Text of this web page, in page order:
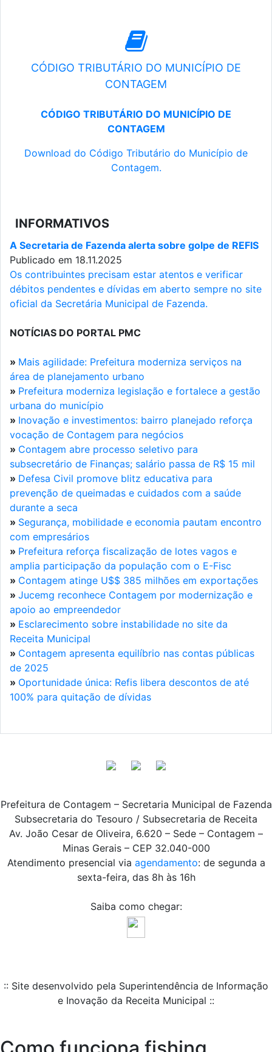
CÓDIGO TRIBUTÁRIO DO MUNICÍPIO DE
CONTAGEM
CÓDIGO TRIBUTÁRIO DO MUNICÍPIO DE
CONTAGEM
Download do Código Tributário do Município de
Contagem.
INFORMATIVOS
A Secretaria de Fazenda alerta sobre golpe de REFIS
Publicado em 18.11.2025
Os contribuintes precisam estar atentos e verificar
débitos pendentes e dívidas em aberto sempre no site
oficial da Secretária Municipal de Fazenda.
NOTÍCIAS DO PORTAL PMC
» Mais agilidade: Prefeitura moderniza serviços na
área de planejamento urbano
» Prefeitura moderniza legislação e fortalece a gestão
urbana do município
» Inovação e investimentos: bairro planejado reforça
vocação de Contagem para negócios
» Contagem abre processo seletivo para
subsecretário de Finanças; salário passa de R$ 15 mil
» Defesa Civil promove blitz educativa para
prevenção de queimadas e cuidados com a saúde
durante a seca
» Segurança, mobilidade e economia pautam encontro
com empresários
» Prefeitura reforça fiscalização de lotes vagos e
amplia participação da população com o E-Fisc
» Contagem atinge U$$ 385 milhões em exportações
» Jucemg reconhece Contagem por modernização e
apoio ao empreendedor
» Esclarecimento sobre instabilidade no site da
Receita Municipal
» Contagem apresenta equilíbrio nas contas públicas
de 2025
» Oportunidade única: Refis libera descontos de até
100% para quitação de dívidas
Prefeitura de Contagem – Secretaria Municipal de Fazenda
Subsecretaria do Tesouro / Subsecretaria de Receita
Av. João Cesar de Oliveira, 6.620 – Sede – Contagem –
Minas Gerais – CEP 32.040-000
Atendimento presencial via agendamento: de segunda a
sexta-feira, das 8h às 16h
Saiba como chegar:
:: Site desenvolvido pela Superintendência de Informação
e Inovação da Receita Municipal ::